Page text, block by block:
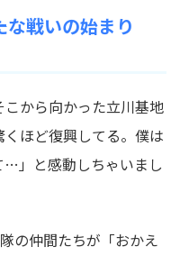
な戦いの始まり
から向かった立川基地
ほど復興してる。僕は
…」と感動しちゃいまし
の仲間たちが「おかえ